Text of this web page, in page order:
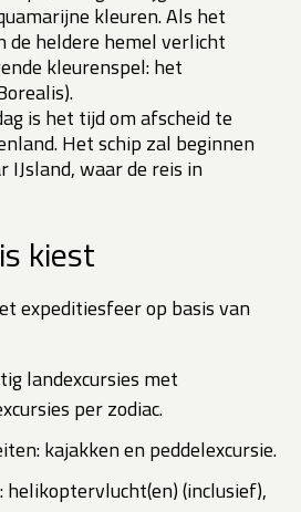
kleuren. Als het
de heldere hemel verlicht
kleurenspel: het
is het tijd om afscheid te
Het schip zal beginnen
IJsland, waar de reis in
kiest
expeditiesfeer op basis van
landexcursies met
per zodiac.
kajakken en peddelexcursie.
(inclusief),